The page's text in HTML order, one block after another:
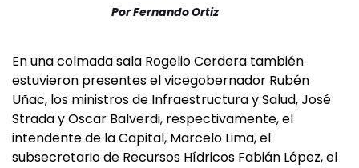
PorFernando Ortiz
En una colmada sala Rogelio Cerdera también
estuvieron presentes el vicegobernador Rubén
Uñac, los ministros de Infraestructura y Salud, José
Strada y Oscar Balverdi, respectivamente, el
intendente de la Capital, Marcelo Lima, el
subsecretario de Recursos Hídricos Fabián López, el